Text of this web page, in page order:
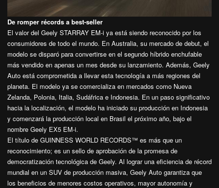
De romper récords a best-seller
El valor del Geely STARRAY EM-i ya está siendo reconocido por los
consumidores de todo el mundo. En Australia, su mercado de debut, el
modelo se disparó para convertirse en el segundo híbrido enchufable
más vendido en apenas un mes desde su lanzamiento. Además, Geely
Auto está comprometida a llevar esta tecnología a más regiones del
planeta. El modelo ya se comercializa en mercados como Nueva
Zelanda, Polonia, Italia, Sudáfrica e Indonesia. En un paso significativo
hacia la localización, el modelo ha iniciado su producción en Indonesia
y comenzará la producción local en Brasil el próximo año, bajo el
nombre Geely EX5 EM-i.
El título de GUINNESS WORLD RECORDS™ es más que un
reconocimiento; es un sello de aprobación de la promesa de
democratización tecnológica de Geely. Al lograr una eficiencia de récord
mundial en un SUV de producción masiva, Geely Auto garantiza que
los beneficios de menores costos operativos, mayor autonomía y